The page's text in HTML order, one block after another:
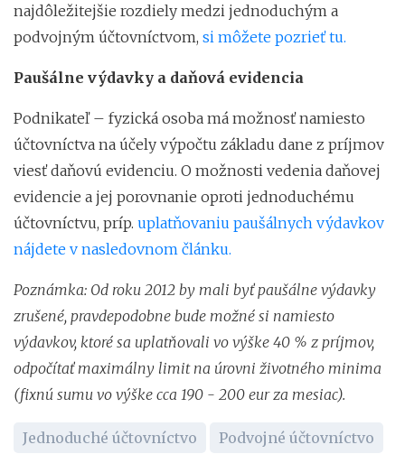
najdôležitejšie rozdiely medzi jednoduchým a
podvojným účtovníctvom, si môžete pozrieť tu.
Paušálne výdavky a daňová evidencia
Podnikateľ – fyzická osoba má možnosť namiesto
účtovníctva na účely výpočtu základu dane z príjmov
viesť daňovú evidenciu. O možnosti vedenia daňovej
evidencie a jej porovnanie oproti jednoduchému
účtovníctvu, príp. uplatňovaniu paušálnych výdavkov
nájdete v nasledovnom článku.
Poznámka: Od roku 2012 by mali byť paušálne výdavky
zrušené, pravdepodobne bude možné si namiesto
výdavkov, ktoré sa uplatňovali vo výške 40 % z príjmov,
odpočítať maximálny limit na úrovni životného minima
(fixnú sumu vo výške cca 190 - 200 eur za mesiac).
Jednoduché účtovníctvo Podvojné účtovníctvo